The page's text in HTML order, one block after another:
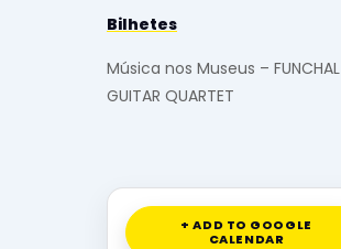
Bilhetes
Música nos Museus – FUNCHAL
GUITAR QUARTET
+ ADD TO GOOGLE
CALENDAR